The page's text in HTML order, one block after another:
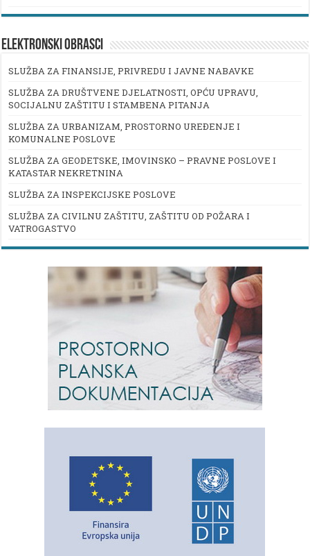
ELEKTRONSKI OBRASCI
SLUŽBA ZA FINANSIJE, PRIVREDU I JAVNE NABAVKE
SLUŽBA ZA DRUŠTVENE DJELATNOSTI, OPĆU UPRAVU,
SOCIJALNU ZAŠTITU I STAMBENA PITANJA
SLUŽBA ZA URBANIZAM, PROSTORNO UREĐENJE I
KOMUNALNE POSLOVE
SLUŽBA ZA GEODETSKE, IMOVINSKO – PRAVNE POSLOVE I
KATASTAR NEKRETNINA
SLUŽBA ZA INSPEKCIJSKE POSLOVE
SLUŽBA ZA CIVILNU ZAŠTITU, ZAŠTITU OD POŽARA I
VATROGASTVO